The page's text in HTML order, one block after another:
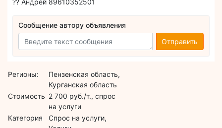
Сообщение автору объявления
Отправить
Регионы:
Пензенская область,
Курганская область
Стоимость 2 700 руб./т., спрос
на услуги
Категория
Спрос на услуги,